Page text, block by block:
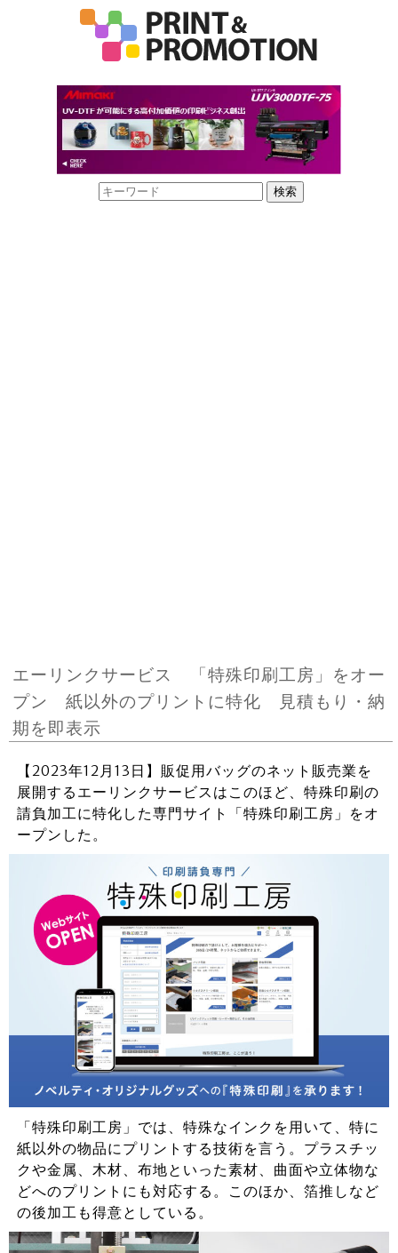
エーリンクサービス 「特殊印刷工房」をオー
プン 紙以外のプリントに特化 見積もり・納
期を即表示
【2023年12月13日】販促用バッグのネット販売業を
展開するエーリンクサービスはこのほど、特殊印刷の
請負加工に特化した専門サイト「特殊印刷工房」をオ
ープンした。
「特殊印刷工房」では、特殊なインクを用いて、特に
紙以外の物品にプリントする技術を言う。プラスチッ
クや金属、木材、布地といった素材、曲面や立体物な
どへのプリントにも対応する。このほか、箔推しなど
の後加工も得意としている。